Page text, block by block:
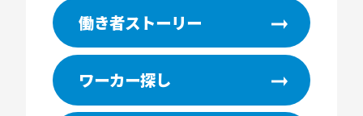
働き者ストーリー
ワーカー探し